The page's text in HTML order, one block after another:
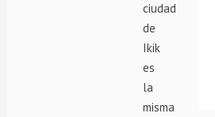
ciudad
de
Ikik
es
la
misma